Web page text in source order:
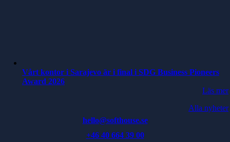
Vårt kontor i Sarajevo är i final i SDG Business Pioneers
Award 2026
Läs mer
Alla nyheter
hello@softhouse.se
+46 40 664 39 00